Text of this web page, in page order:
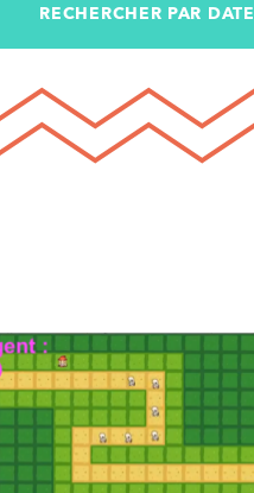
RECHERCHER PAR DATE